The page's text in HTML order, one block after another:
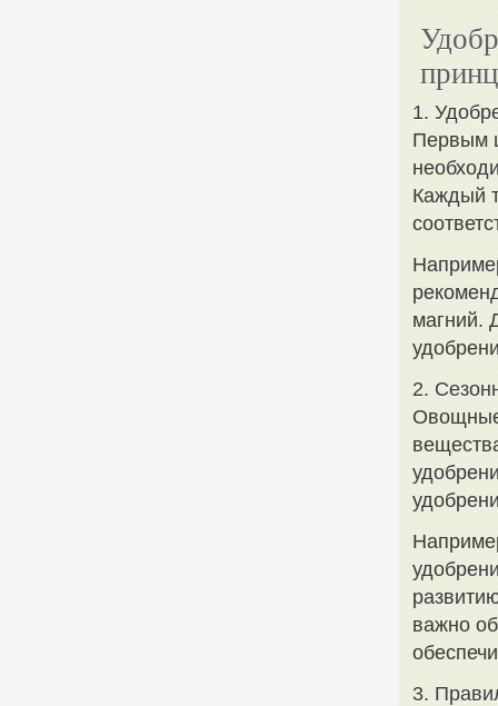
1.
Первым
Каждый
магний.
2.
Овощные
важно
3.